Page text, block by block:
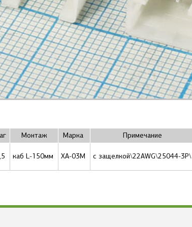
Монтаж Марка Примечание
каб L-150мм XA-03M с защелкой\22AWG\25044-3P\